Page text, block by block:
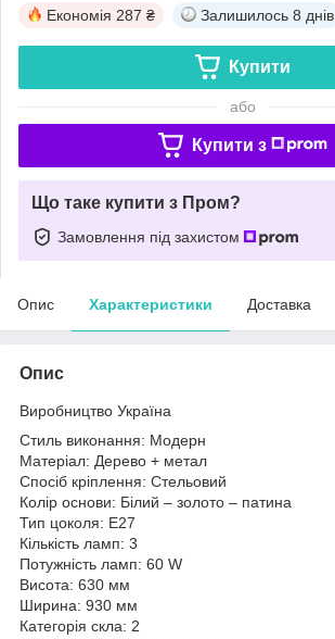
Економія 287 ₴ Залишилось 8 днів
Купити
або
Купити з
Що таке купити з Пром?
Замовлення під захистом
Опис Характеристики Доставка
Опис
Виробництво Україна
Стиль виконання: Модерн
Матеріал: Дерево + метал
Спосіб кріплення: Стельовий
Колір основи: Білий – золото – патина
Тип цоколя: E27
Кількість ламп: 3
Потужність ламп: 60 W
Висота: 630 мм
Ширина: 930 мм
Категорія скла: 2